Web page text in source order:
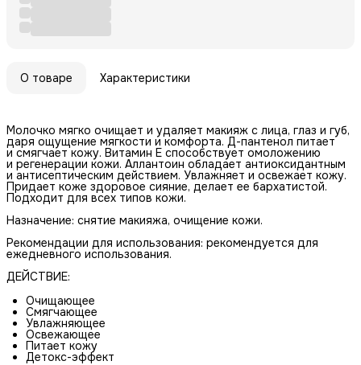
О товаре Характеристики
Молочко мягко очищает и удаляет макияж с лица, глаз и губ,
даря ощущение мягкости и комфорта. Д-пантенол питает
и смягчает кожу. Витамин Е способствует омоложению
и регенерации кожи. Аллантоин обладает антиоксидантным
и антисептическим действием. Увлажняет и освежает кожу.
Придает коже здоровое сияние, делает ее бархатистой.
Подходит для всех типов кожи.
Назначение: снятие макияжа, очищение кожи.
Рекомендации для использования: рекомендуется для
ежедневного использования.
ДЕЙСТВИЕ:
Очищающее
Смягчающее
Увлажняющее
Освежающее
Питает кожу
Детокс-эффект